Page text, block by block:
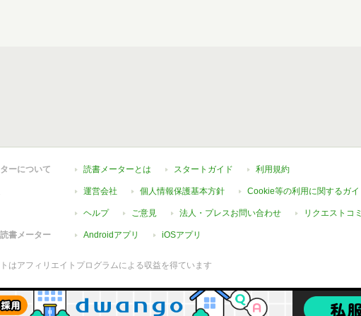
ーについて 読書メーターとは スタートガイド 利用規約
運営会社 個人情報保護基本方針 Cookie等の利用に関するガイ
ヘルプ ご意見 法人・プレスお問い合わせ リクエストコ
書メーター Androidアプリ iOSアプリ
はアフィリエイトプログラムによる収益を得ています